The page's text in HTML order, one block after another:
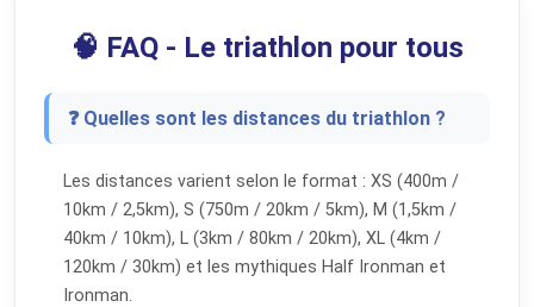
🧠 FAQ - Le triathlon pour tous
❓ Quelles sont les distances du triathlon ?
Les distances varient selon le format : XS (400m /
10km / 2,5km), S (750m / 20km / 5km), M (1,5km /
40km / 10km), L (3km / 80km / 20km), XL (4km /
120km / 30km) et les mythiques Half Ironman et
Ironman.